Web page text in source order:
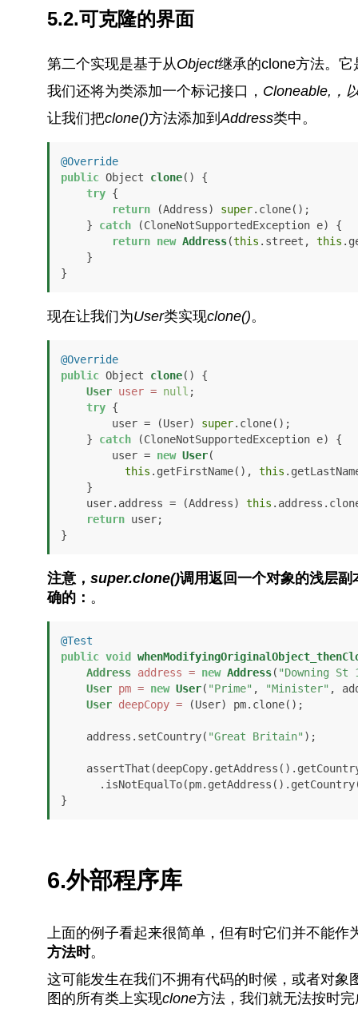
5.2.可克隆的界面
第二个实现是基于从Object继承的clone方法。
我们还将为类添加一个标记接口， Cloneable, ，
让我们把clone()方法添加到Address类中。
@Override
public Object clone()
{
try {
return (Address) super.clone();
    }
catch (CloneNotSupportedException e) {
return new Address(this .street, this
}
现在让我们为User类实现clone()。
@Override
public Object clone()
{
User user = null ;
try {
        user = (User)
super.clone();
    }
catch (CloneNotSupportedException e) {
        user =
new User(
this .getFirstName(), this
    user.address = (Address)
this
return user;
}
注意， super.clone()调用返回一个对象的浅层
确的： 。
@Test
public void
Address address = new Address( "Downing St
User pm = new User( "Prime" , "Minister" ,
User deepCopy = (User) pm.clone();
    address.setCountry(
"Great Britain" );
}
6.外部程序库
上面的例子看起来很简单，但有时它们并不能作
方法时。
这可能发生在我们不拥有代码的时候，或者对
图的所有类上实现clone方法，我们就无法按时